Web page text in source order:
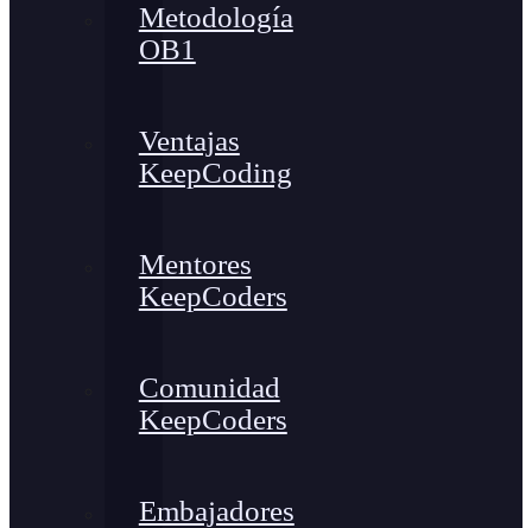
Metodología
OB1
Ventajas
KeepCoding
Mentores
KeepCoders
Comunidad
KeepCoders
Embajadores